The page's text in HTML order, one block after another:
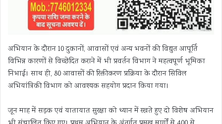
अभियान के दौरान 10 दुकानों, आवासों एवं अन्य भवनों की विद्युत आपूर्ति
विभिन्न कारणों से विच्छेदित कराने में भी प्रवर्तन विभाग ने महत्वपूर्ण भूमिका
निभाई। साथ ही, 80 आवासों की रिक्तीकरण प्रक्रिया के दौरान सिविल
अभियांत्रिकी विभाग को आवश्यक सहयोग प्रदान किया गया।
जून माह में सड़क एवं यातायात सुरक्षा को ध्यान में रखते हुए दो विशेष अभियान